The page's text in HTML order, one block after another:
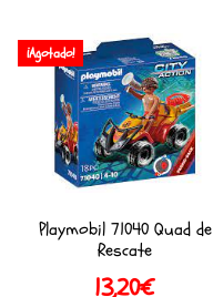
¡Agotado!
Playmobil 71040 Quad de
Rescate
13,20€